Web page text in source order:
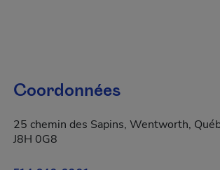
Coordonnées
25 chemin des Sapins, Wentworth,
J8H 0G8